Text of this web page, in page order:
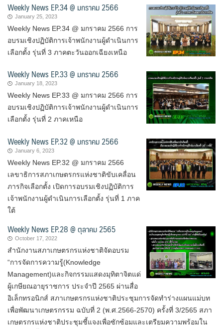
Search
for:
Weekly News EP.34 @ มกราคม 2566
January 25, 2023
Weekly News EP.34 @ มกราคม 2566 การ
อบรมเชิงปฏิบัติการเจ้าพนักงานผู้ดำเนินการ
เลือกตั้ง รุ่นที่ 3 ภาคตะวันออกเฉียงเหนือ
Weekly News EP.33 @ มกราคม 2566
January 18, 2023
Weekly News EP.33 @ มกราคม 2566 การ
อบรมเชิงปฏิบัติการเจ้าพนักงานผู้ดำเนินการ
เลือกตั้ง รุ่นที่ 2 ภาคเหนือ
Weekly News EP.32 @ มกราคม 2566
January 6, 2023
Weekly News EP.32 @ มกราคม 2566
เลขาธิการสภาเกษตรกรแห่งชาติขับเคลื่อน
ภารกิจเลือกตั้ง เปิดการอบรมเชิงปฏิบัติการ
เจ้าพนักงานผู้ดำเนินการเลือกตั้ง รุ่นที่ 1 ภาค
ใต้
Weekly News EP.28 @ ตุลาคม 2565
October 17, 2022
สำนักงานสภาเกษตรกรแห่งชาติจัดอบรม
“การจัดการความรู้(Knowledge
Management)และกิจกรรมแสดงมุทิตาจิตแด่
ผู้เกษียณอายุราชการ ประจำปี 2565 ผ่านสื่อ
อิเล็กทรอนิกส์ สภาเกษตรกรแห่งชาติประชุมการจัดทำร่างแผนแม่บท
เพื่อพัฒนาเกษตรกรรม ฉบับที่ 2 (พ.ศ.2566-2570) ครั้งที่ 3/2565 สภา
เกษตรกรแห่งชาติประชุมชี้แจงเพื่อซักซ้อมและเตรียมความพร้อมใน